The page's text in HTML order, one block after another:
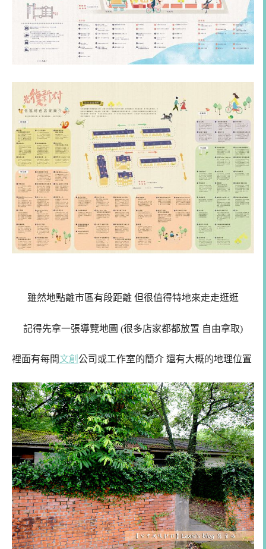
雖然地點離市區有段距離 但很值得特地來走走逛逛
記得先拿一張導覽地圖 (很多店家都都放置 自由拿取)
裡面有每間文創 公司或工作室的簡介 還有大概的地理位置